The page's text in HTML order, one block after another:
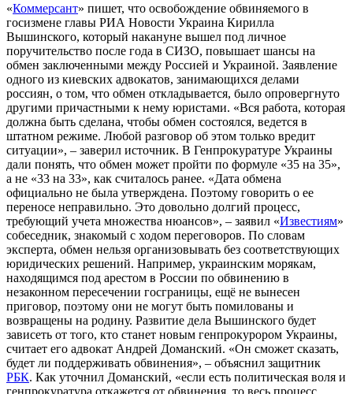
«Коммерсант» пишет, что освобождение обвиняемого в
госизмене главы РИА Новости Украина Кирилла
Вышинского, который накануне вышел под личное
поручительство после года в СИЗО, повышает шансы на
обмен заключенными между Россией и Украиной. Заявление
одного из киевских адвокатов, занимающихся делами
россиян, о том, что обмен откладывается, было опровергнуто
другими причастными к нему юристами. «Вся работа, которая
должна быть сделана, чтобы обмен состоялся, ведется в
штатном режиме. Любой разговор об этом только вредит
ситуации», – заверил источник. В Генпрокуратуре Украины
дали понять, что обмен может пройти по формуле «35 на 35»,
а не «33 на 33», как считалось ранее. «Дата обмена
официально не была утверждена. Поэтому говорить о ее
переносе неправильно. Это довольно долгий процесс,
требующий учета множества нюансов», – заявил «Известиям»
собеседник, знакомый с ходом переговоров. По словам
эксперта, обмен нельзя организовывать без соответствующих
юридических решений. Например, украинским морякам,
находящимся под арестом в России по обвинению в
незаконном пересечении госграницы, ещё не вынесен
приговор, поэтому они не могут быть помилованы и
возвращены на родину. Развитие дела Вышинского будет
зависеть от того, кто станет новым генпрокурором Украины,
считает его адвокат Андрей Доманский. «Он сможет сказать,
будет ли поддерживать обвинения», – объяснил защитник
РБК. Как уточнил Доманский, «если есть политическая воля и
генпрокуратура откажется от обвинения, то весь процесс